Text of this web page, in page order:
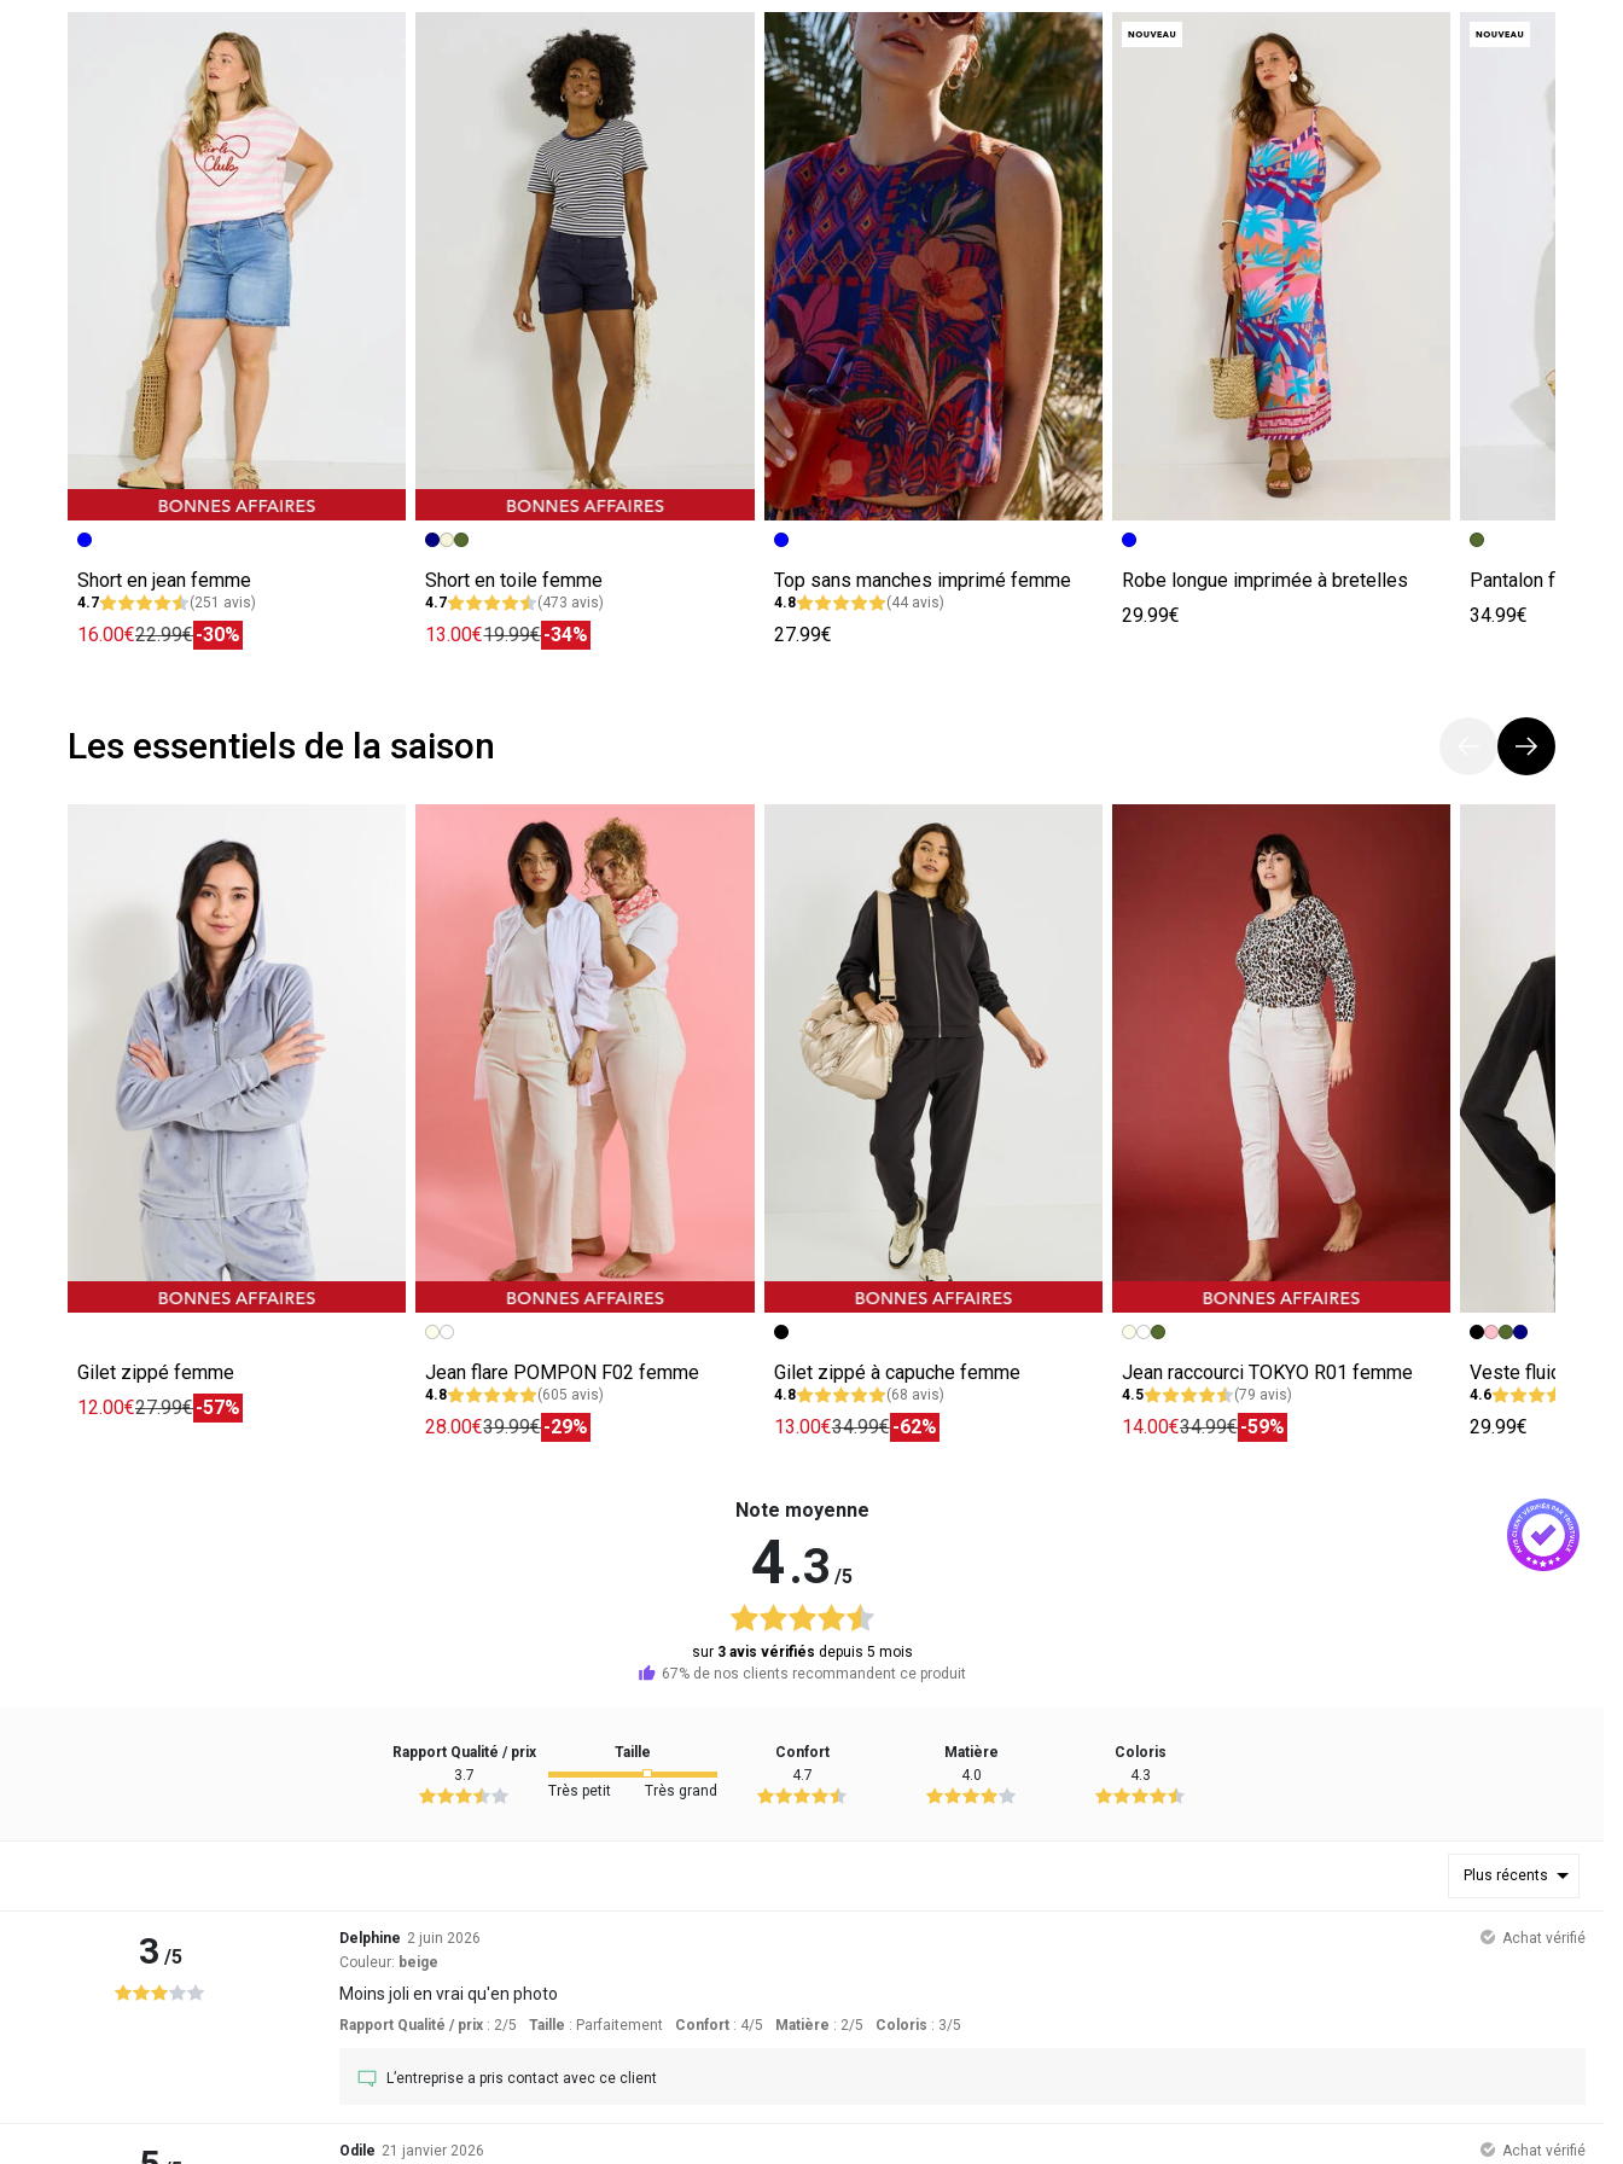
Short en jean femme
4.7 (251 avis)
16.00€22.99€-30%
Short en toile femme
4.7 (473 avis)
13.00€19.99€-34%
Top sans manches imprimé femme
4.8 (44 avis)
27.99€
Robe longue imprimée à bretelles
29.99€
Pantalon fluide
34.99€
Les essentiels de la saison
Gilet zippé femme
12.00€27.99€-57%
Jean flare POMPON F02 femme
4.8 (605 avis)
28.00€39.99€-29%
Gilet zippé à capuche femme
4.8 (68 avis)
13.00€34.99€-62%
Jean raccourci TOKYO R01 femme
4.5 (79 avis)
14.00€34.99€-59%
Veste fluide à
4.6
29.99€
Note moyenne
4.3 /5
sur 3 avis vérifiés depuis 5 mois
67% de nos clients recommandent ce produit
Rapport Qualité / prix
3.7
Taille
Très petit Très grand
Confort
4.7
Matière
4.0
Coloris
4.3
Plus récents
3 /5
Delphine 2 juin 2026
Achat vérifié
Couleur: beige
Moins joli en vrai qu'en photo
Rapport Qualité / prix: 2/5 Taille : Parfaitement Confort: 4/5 Matière : 2/5 Coloris : 3/5
L’entreprise a pris contact avec ce client
Odile 21 janvier 2026 Achat vérifié